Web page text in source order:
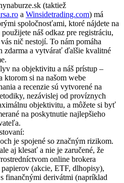
(taktiež
a Winsidetrading.com) má
spoločnosťami, ktoré nájdete na
náš odkaz pre registráciu,
nič nestojí. To nám pomáha
zdarma a vytvárať ďalšie kvalitné
na objektivitu a náš prístup –
ktorom si na našom webe
a recenzie sú vytvorené na
nezávislej od províznych
objektivitu, a môžete si byť
na poskytnutie najlepšieho
je spojené so značným rizikom.
aj klesať a nie je zaručené, že
online brokera
(akcie, ETF, dlhopisy),
finančnými derivátmi (napríklad